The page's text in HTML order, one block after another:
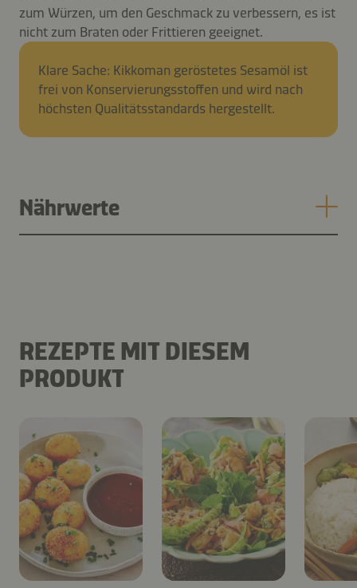
zum Würzen, um den Geschmack zu verbessern, es ist
nicht zum Braten oder Frittieren geeignet.
Klare Sache: Kikkoman geröstetes Sesamöl ist
frei von Konservierungsstoffen und wird nach
höchsten Qualitätsstandards hergestellt.
Nährwerte
REZEPTE MIT DIESEM
PRODUKT